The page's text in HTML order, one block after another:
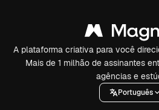
A plataforma criativa para você
Mais de 1 milhão de assinantes
agências e
Português